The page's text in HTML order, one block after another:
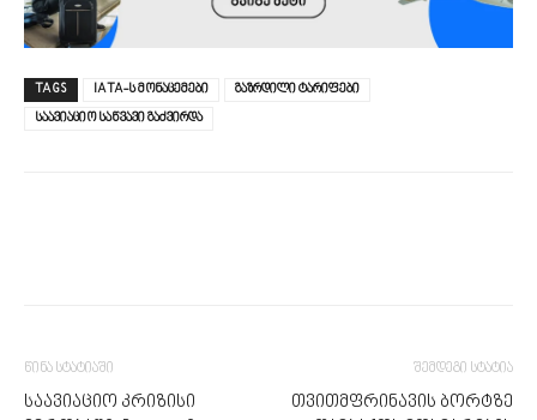
TAGS IATA-ს მონაცემები
გაზრდილი ტარიფები
საავიაციო საწვავი გაძვირდა
წინა სტატიაში
საავიაციო კრიზისი
შემდეგი სტატია
თვითმფრინავის ბორტზე